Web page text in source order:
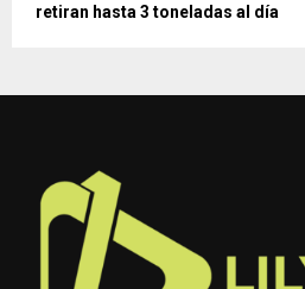
retiran hasta 3 toneladas al día